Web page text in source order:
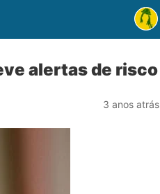
alertas de risco
3 anos atrás